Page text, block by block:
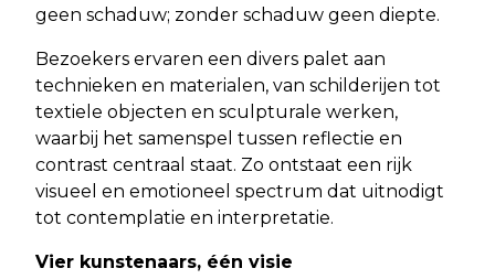
geen schaduw; zonder schaduw geen diepte.
Bezoekers ervaren een divers palet aan
technieken en materialen, van schilderijen tot
textiele objecten en sculpturale werken,
waarbij het samenspel tussen reflectie en
contrast centraal staat. Zo ontstaat een rijk
visueel en emotioneel spectrum dat uitnodigt
tot contemplatie en interpretatie.
Vier kunstenaars, één visie